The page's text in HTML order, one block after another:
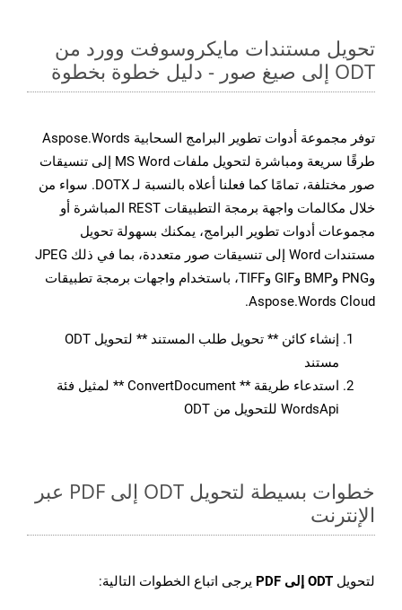
تحويل مستندات مايكروسوفت وورد من
ODT إلى صيغ صور - دليل خطوة بخطوة
توفر مجموعة أدوات تطوير البرامج السحابية Aspose.Words
طرقًا سريعة ومباشرة لتحويل ملفات MS Word إلى تنسيقات
صور مختلفة، تمامًا كما فعلنا أعلاه بالنسبة لـ DOTX. سواء من
خلال مكالمات واجهة برمجة التطبيقات REST المباشرة أو
مجموعات أدوات تطوير البرامج، يمكنك بسهولة تحويل
مستندات Word إلى تنسيقات صور متعددة، بما في ذلك JPEG
وPNG وBMP وGIF وTIFF، باستخدام واجهات برمجة تطبيقات
Aspose.Words Cloud.
إنشاء كائن ** تحويل طلب المستند ** لتحويل ODT
مستند
استدعاء طريقة ** ConvertDocument ** لمثيل فئة
WordsApi للتحويل من ODT
خطوات بسيطة لتحويل ODT إلى PDF عبر
الإنترنت
لتحويل ODT إلى PDF يرجى اتباع الخطوات التالية: